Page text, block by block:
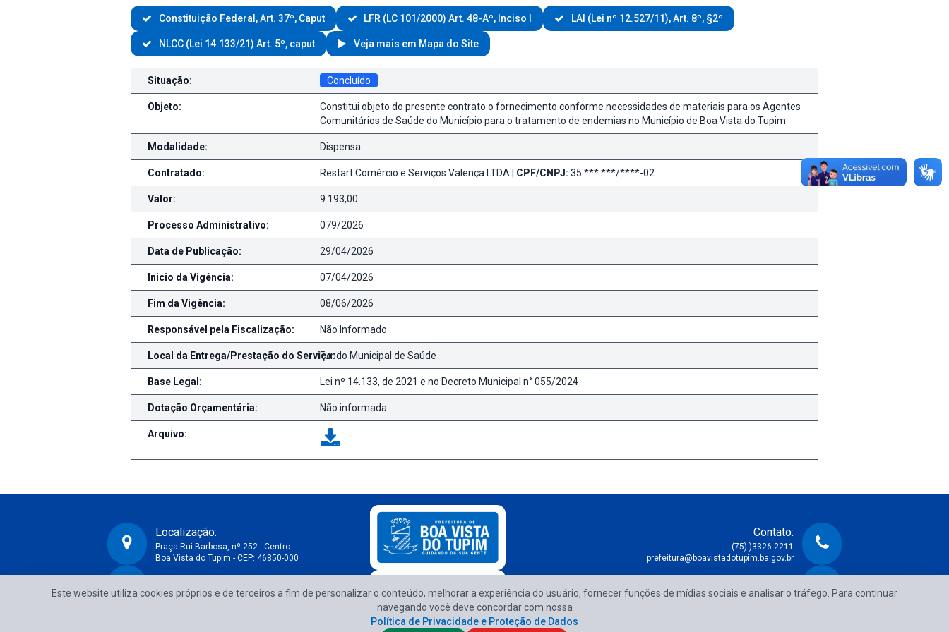
Constituição Federal, Art. 37º, Caput LFR (LC 101/2000) Art. 48-Aº, Inciso I LAI (Lei nº 12.527/11), Art. 8º, §2º
NLCC (Lei 14.133/21) Art. 5º, caput Veja mais em Mapa do Site
Contratações/Compras diteras
Situação: Concluído
Objeto:
Constitui objeto do presente contrato o fornecimento conforme necessidades de materiais para os Agentes
Comunitários de Saúde do Município para o tratamento de endemias no Município de Boa Vista do Tupim
Modalidade: Dispensa
Contratado: Restart Comércio e Serviços Valença LTDA | CPF/CNPJ: 35.***.***/****-02
Valor: 9.193,00
Processo Administrativo: 079/2026
Data de Publicação: 29/04/2026
Inicio da Vigência: 07/04/2026
Fim da Vigência: 08/06/2026
Responsável pela Fiscalização: Não Informado
Local da Entrega/Prestação do Serviço:Fundo Municipal de Saúde
Base Legal: Lei nº 14.133, de 2021 e no Decreto Municipal n° 055/2024
Dotação Orçamentária: Não informada
Arquivo:
Localização:
Praça Rui Barbosa, nº 252 - Centro
Boa Vista do Tupim - CEP: 46850-000
13.718.176/0001-25
Contato:
(75) )3326-2211
prefeitura@boavistadotupim.ba.gov.br
Atendimento de Segunda à Sexta das 08:00h às 14:00h
Este website utiliza cookies próprios e de terceiros a fim de personalizar o conteúdo, melhorar a experiência do usuário, fornecer funções de mídias sociais e analisar o tráfego. Para continuar
navegando você deve concordar com nossa
Política de Privacidade e Proteção de Dados